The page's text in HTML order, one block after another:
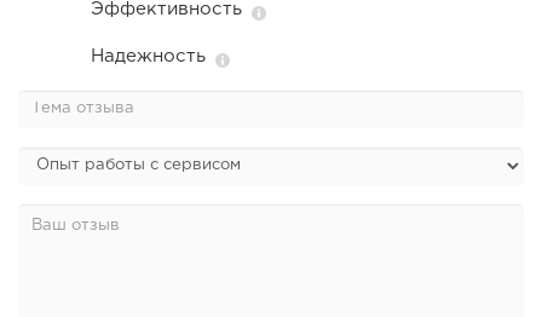
Эффективность
Надежность